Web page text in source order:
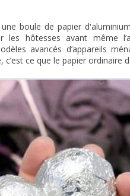
boule de papier
les hôtesses avant même
avancés d’appareils
c’est ce que le papier ordinaire